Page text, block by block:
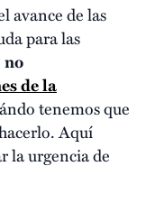
avance de las
para las
no
de la
tenemos que
Aquí
la urgencia de